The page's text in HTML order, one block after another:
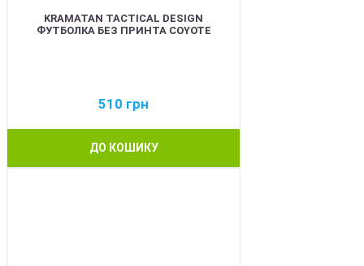
KRAMATAN TACTICAL DESIGN
ФУТБОЛКА БЕЗ ПРИНТА COYOTE
510 грн
ДО КОШИКУ